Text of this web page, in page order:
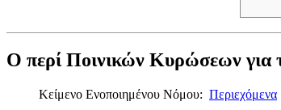
Ο περί Ποινικών Κυρώσεων
Κείμενο Ενοποιημένου Νόμου: Περιεχόμενα